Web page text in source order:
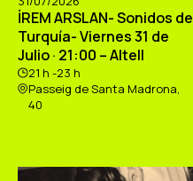
İREM ARSLAN- Sonidos de
Turquía- Viernes 31 de
Julio · 21:00 – Altell
21 h -23 h
Passeig de Santa Madrona,
40